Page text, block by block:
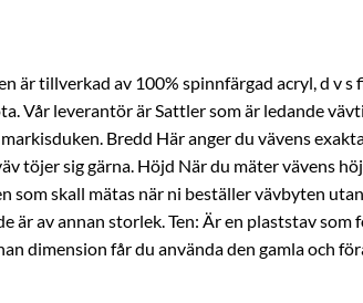
tillverkad av 100% spinnfärgad acryl, d v s
Vår leverantör är Sattler som är ledande
Bredd Här anger du vävens
töjer sig gärna. Höjd När du mäter vävens
som skall mätas när ni beställer vävbyten
är av annan storlek. Ten: Är en plaststav
dimension får du använda den gamla och